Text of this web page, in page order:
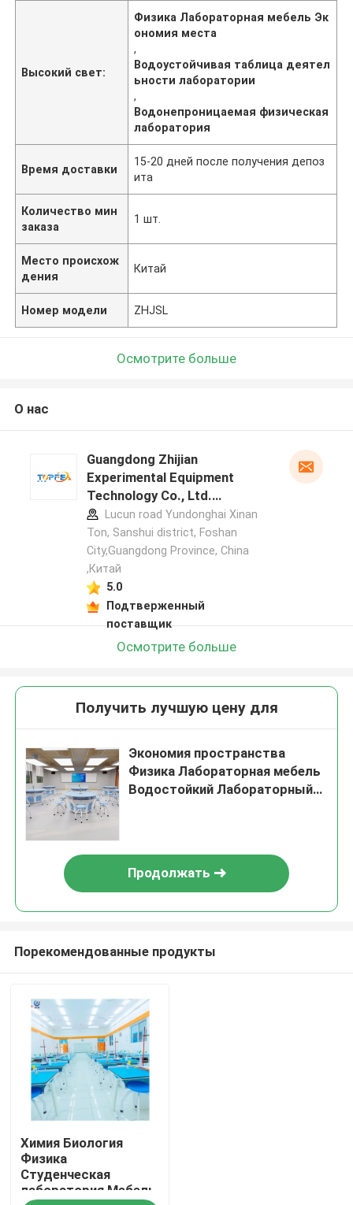
Главная страница
Продукция
VR - шоу
Высокий свет:
Физика Лабораторная мебель Эк
ономия места
,
Водоустойчивая таблица деятел
ьности лаборатории
,
Водонепроницаемая физическая
лаборатория
Время доставки
15-20 дней после получения депоз
ита
Количество мин
заказа
1 шт.
Место происхож
дения
Китай
Номер модели ZHJSL
Осмотрите больше
О нас
Guangdong Zhijian
Experimental Equipment
Technology Co., Ltd.
профиль производителя
Lucun road Yundonghai Xinan
Ton, Sanshui district, Foshan
City,Guangdong Province, China
,Китай
5.0
Подтверженный
поставщик
Осмотрите больше
Получить лучшую цену для
Экономия пространства
Физика Лабораторная мебель
Водостойкий Лабораторный
Продолжать
Порекомендованные продукты
Химия Биология
Физика
Студенческая
лаборатория Мебель